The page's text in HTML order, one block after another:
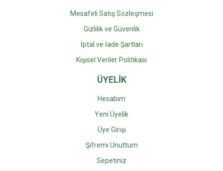
Mesafeli Satış Sözleşmesi
Gizlilik ve Güvenlik
İptal ve İade Şartları
Kişisel Veriler Politikası
ÜYELİK
Hesabım
Yeni Üyelik
Üye Girişi
Şifremi Unuttum
Sepetiniz